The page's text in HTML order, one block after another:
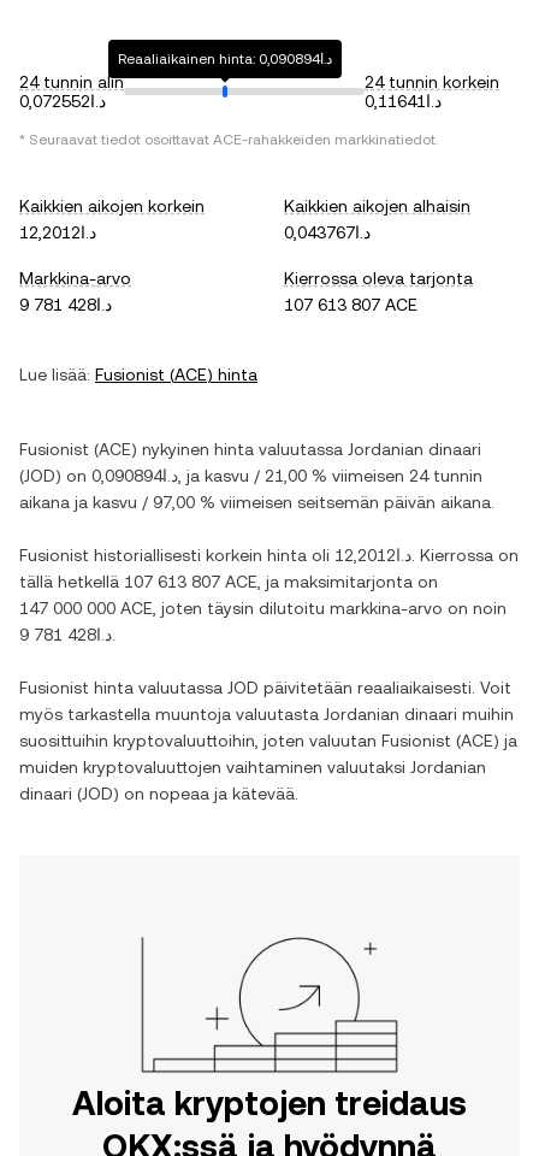
24 tunnin alin
د.ا0,072552
Reaaliaikainen hinta: د.ا0,090894
24 tunnin korkein
د.ا0,11641
* Seuraavat tiedot osoittavat ACE-rahakkeiden markkinatiedot.
Kaikkien aikojen korkein
د.ا12,2012
Kaikkien aikojen alhaisin
د.ا0,043767
Markkina-arvo
د.ا9 781 428
Kierrossa oleva tarjonta
107 613 807 ACE
Lue lisää: Fusionist (ACE) hinta
Fusionist (ACE) nykyinen hinta valuutassa Jordanian dinaari
(JOD) on د.ا0,090894 , ja kasvu / 21,00 % viimeisen 24 tunnin
aikana ja kasvu / 97,00 % viimeisen seitsemän päivän aikana.
Fusionist historiallisesti korkein hinta oli د.ا12,2012 . Kierrossa on
tällä hetkellä 107 613 807 ACE , ja maksimitarjonta on
147 000 000 ACE , joten täysin dilutoitu markkina-arvo on noin
د.ا9 781 428
Fusionist hinta valuutassa JOD päivitetään reaaliaikaisesti. Voit
myös tarkastella muuntoja valuutasta Jordanian dinaari muihin
suosittuihin kryptovaluuttoihin, joten valuutan Fusionist (ACE) ja
muiden kryptovaluuttojen vaihtaminen valuutaksi Jordanian
dinaari (JOD) on nopeaa ja kätevää.
Aloita kryptojen treidaus
OKX:ssä ja hyödynnä